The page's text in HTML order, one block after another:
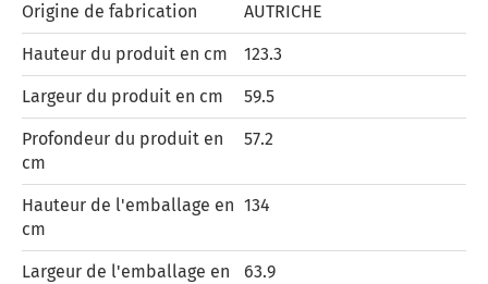
Origine de fabrication AUTRICHE
Hauteur du produit en cm 123.3
Largeur du produit en cm 59.5
Profondeur du produit en
cm
57.2
Hauteur de l'emballage en
cm
134
Largeur de l'emballage en
63.9